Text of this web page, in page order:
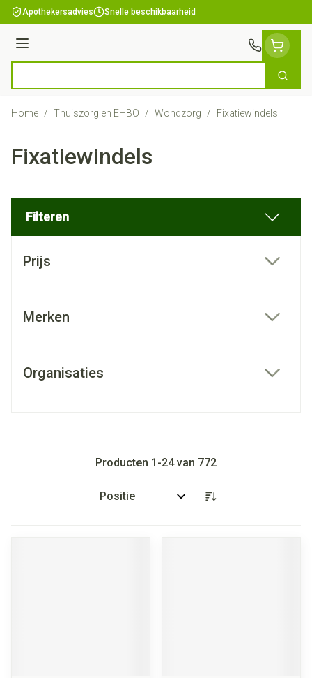
Ga naar de inhoud
Apothekersadvies Snelle beschikbaarheid
Menu
Zoek
Home / Thuiszorg en EHBO / Wondzorg / Fixatiewindels
Fixatiewindels
Filteren
Prijs
Merken
Organisaties
Producten 1 -24van 772
Sorteer op: